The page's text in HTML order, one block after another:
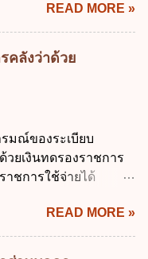
ณิชย์ 2.4 บุคคลที่เด็ก
เด็กอยู่รับใช้การงาน
น้าที่ ส่งเด็กเข้าเรียน
ของการเปิดเรียนภาค
าสถานศึกษายังมิไ...
พระราชกฤษฎีกา ง. กฎ
ายตามข้อ 1 กำหนด
ดที่ผู้ควบคุมข้อมูลส่วน
นการศึกษา ค. กิจการ
ระราชบัญญัติคุ้มครอง
ใช้บังคับตั้งแต่วัน
ข. 27 พฤษภาคม
"บุคคลหรือนิติบุคคล
ใจเกี่ยวกับการเก็บ
READ MORE »
คลังว่าด้วย
มณ์ของระเบียบ
วยเงินทดรองราชการ
าชการใช้จ่ายได้
องราชการเพื่อรองจ่าย
นจากต่างประเทศ ค.
านการเงินการคลังตาม
READ MORE »